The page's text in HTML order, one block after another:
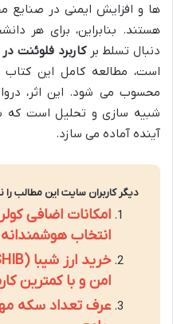
ها و افزایش ایمنی در صنایع
هستند. بنابراین، برای هر
دنبال تسلط برکاربرد فلوئنت
است، مطالعه کامل این
محسوب می شود. این اثر،
شبیه سازی و تحلیل است که
آینده آماده می سازد.
دیگر کاربران سایت این مطالب
امکانات اضافی
انتخاب هوشمندانه
امن و با کمترین
عرف تعداد سکه